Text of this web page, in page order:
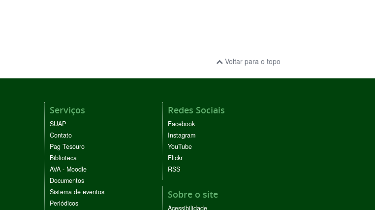
Voltar para o topo
Serviços
SUAP
Contato
Pag Tesouro
Biblioteca
AVA - Moodle
Documentos
Sistema de eventos
Periódicos
Redes Sociais
Facebook
Instagram
YouTube
Flickr
RSS
Sobre o site